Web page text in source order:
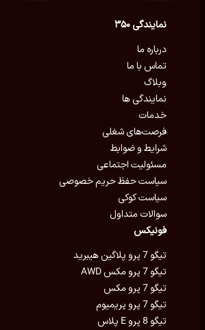
نمایندگی ۳۵۰
درباره ما
تماس با ما
وبلاگ
نمایندگی ها
خدمات
فرصت‌های شغلی
شرایط و ضوابط
مسئولیت اجتماعی
سیاست حفظ حریم خصوصی
سیاست کوکی
سوالات متداول
فونیکس
تیگو 7 پرو پلاگین هیبرید
تیگو 7 پرو مکس AWD
تیگو 7 پرو مکس
تیگو 7 پرو پریمیوم
تیگو 8 پرو E پلاس